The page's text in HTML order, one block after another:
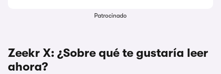
Patrocinado
Zeekr X: ¿Sobre qué te gustaría leer
ahora?